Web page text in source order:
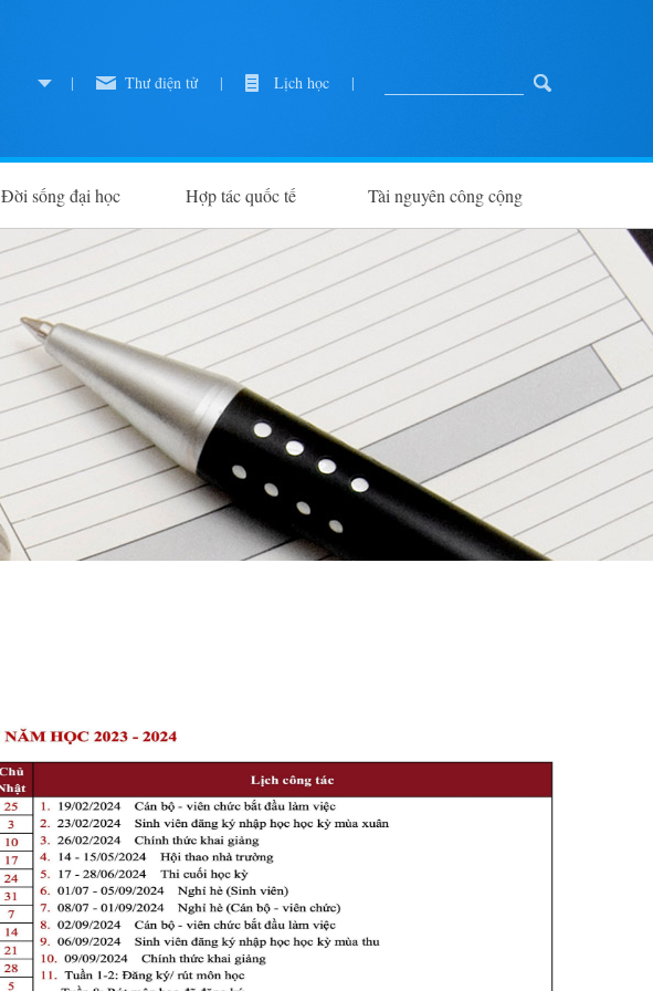
| Thư điện tử | Lịch học |
Đời sống đại học Hợp tác quốc tế Tài nguyên công cộng